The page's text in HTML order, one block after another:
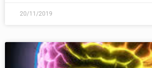
20/11/2019